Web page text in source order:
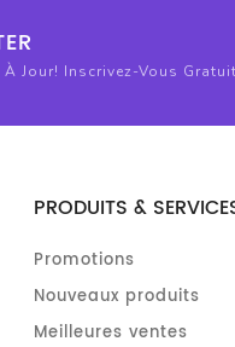
Jour! Inscrivez-Vous
PRODUITS &
Promotions
Nouveaux produits
Meilleures ventes